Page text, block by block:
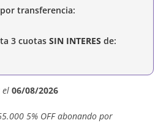
transferencia:
3 cuotas SIN INTERES de:
el 06/08/2026
5% OFF abonando por